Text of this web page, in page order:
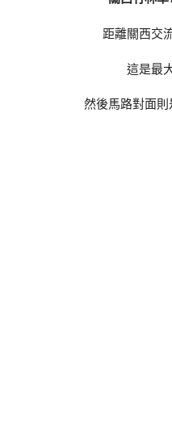
距離關西交
這是最
然後馬路對面則